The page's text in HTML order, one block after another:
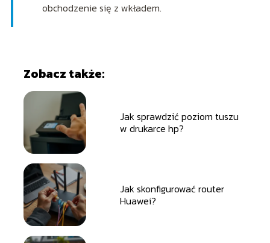
obchodzenie się z wkładem.
Zobacz także:
Jak sprawdzić poziom tuszu
w drukarce hp?
Jak skonfigurować router
Huawei?